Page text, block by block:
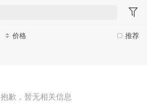
推荐
价格
抱歉，暂无相关信息